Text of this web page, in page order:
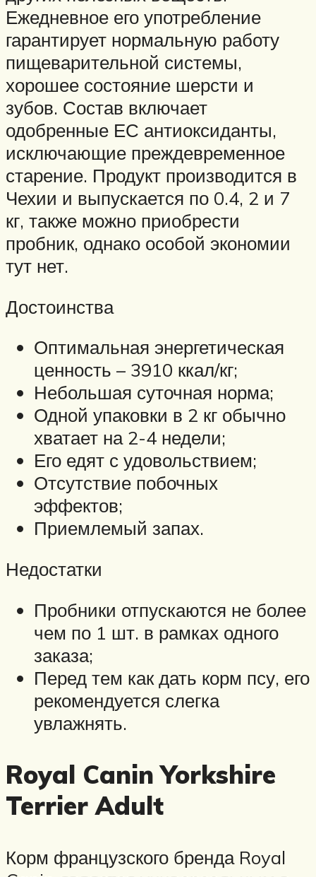
Ежедневное его употребление
гарантирует нормальную работу
пищеварительной системы,
хорошее состояние шерсти и
зубов. Состав включает
одобренные ЕС антиоксиданты,
исключающие преждевременное
старение. Продукт производится в
Чехии и выпускается по 0.4, 2 и 7
кг, также можно приобрести
пробник, однако особой экономии
тут нет.
Достоинства
Оптимальная энергетическая
ценность – 3910 ккал/кг;
Небольшая суточная норма;
Одной упаковки в 2 кг обычно
хватает на 2-4 недели;
Его едят с удовольствием;
Отсутствие побочных
эффектов;
Приемлемый запах.
Недостатки
Пробники отпускаются не более
чем по 1 шт. в рамках одного
заказа;
Перед тем как дать корм псу, его
рекомендуется слегка
увлажнять.
Royal Canin Yorkshire
Terrier Adult
Корм французского бренда Royal